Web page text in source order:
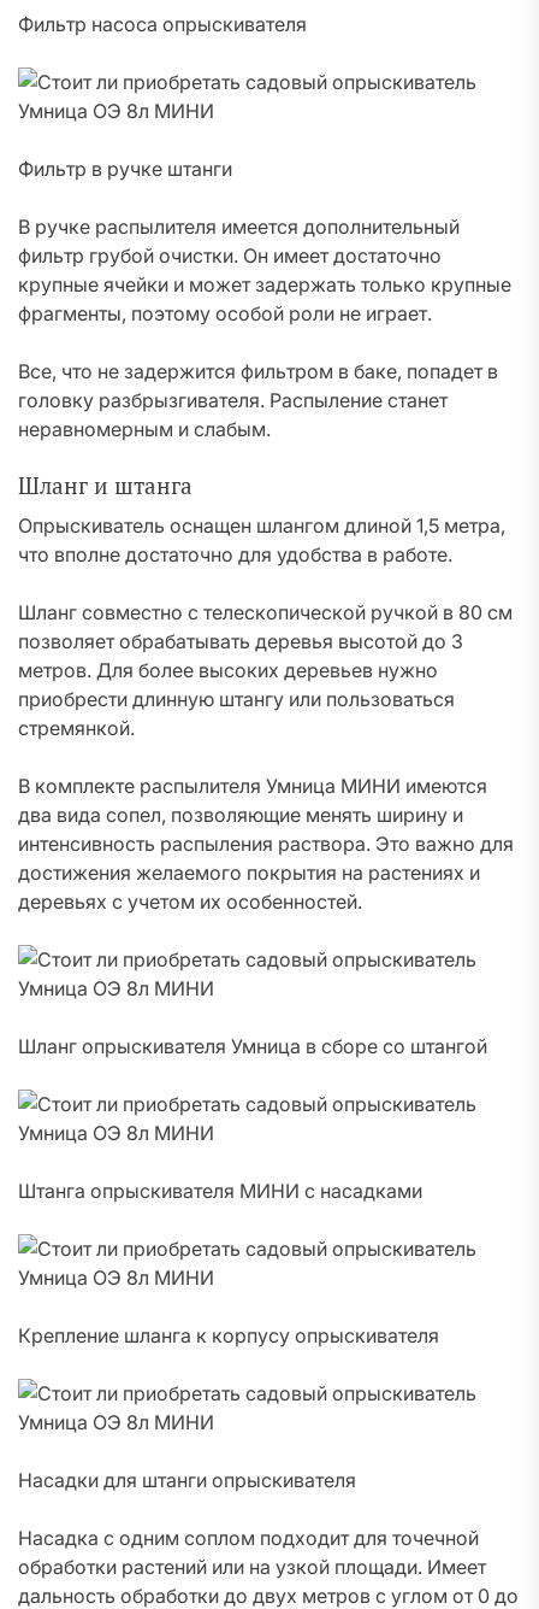
Фильтр насоса опрыскивателя
Фильтр в ручке штанги
В ручке распылителя имеется дополнительный
фильтр грубой очистки. Он имеет достаточно
крупные ячейки и может задержать только крупные
фрагменты, поэтому особой роли не играет.
Все, что не задержится фильтром в баке, попадет в
головку разбрызгивателя. Распыление станет
неравномерным и слабым.
Шланг и штанга
Опрыскиватель оснащен шлангом длиной 1,5 метра,
что вполне достаточно для удобства в работе.
Шланг совместно с телескопической ручкой в 80 см
позволяет обрабатывать деревья высотой до 3
метров. Для более высоких деревьев нужно
приобрести длинную штангу или пользоваться
стремянкой.
В комплекте распылителя Умница МИНИ имеются
два вида сопел, позволяющие менять ширину и
интенсивность распыления раствора. Это важно для
достижения желаемого покрытия на растениях и
деревьях с учетом их особенностей.
Шланг опрыскивателя Умница в сборе со штангой
Штанга опрыскивателя МИНИ с насадками
Крепление шланга к корпусу опрыскивателя
Насадки для штанги опрыскивателя
Насадка с одним соплом подходит для точечной
обработки растений или на узкой площади. Имеет
дальность обработки до двух метров с углом от 0 до